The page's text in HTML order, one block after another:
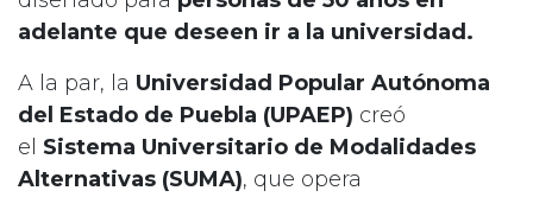
adelante que deseen ir a la universidad.
A la par, la Universidad Popular Autónoma
del Estado de Puebla (UPAEP) creó
el Sistema Universitario de Modalidades
Alternativas (SUMA), que opera